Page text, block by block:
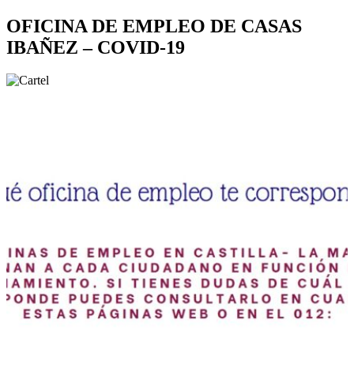
OFICINA DE EMPLEO DE CASAS
IBAÑEZ – COVID-19